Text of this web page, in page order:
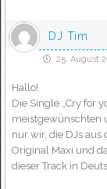
DJ Tim
25. August
Hallo!
Die Single „Cry for
meistgewünschten
nur wir, die DJs
Original Maxi und
dieser Track in